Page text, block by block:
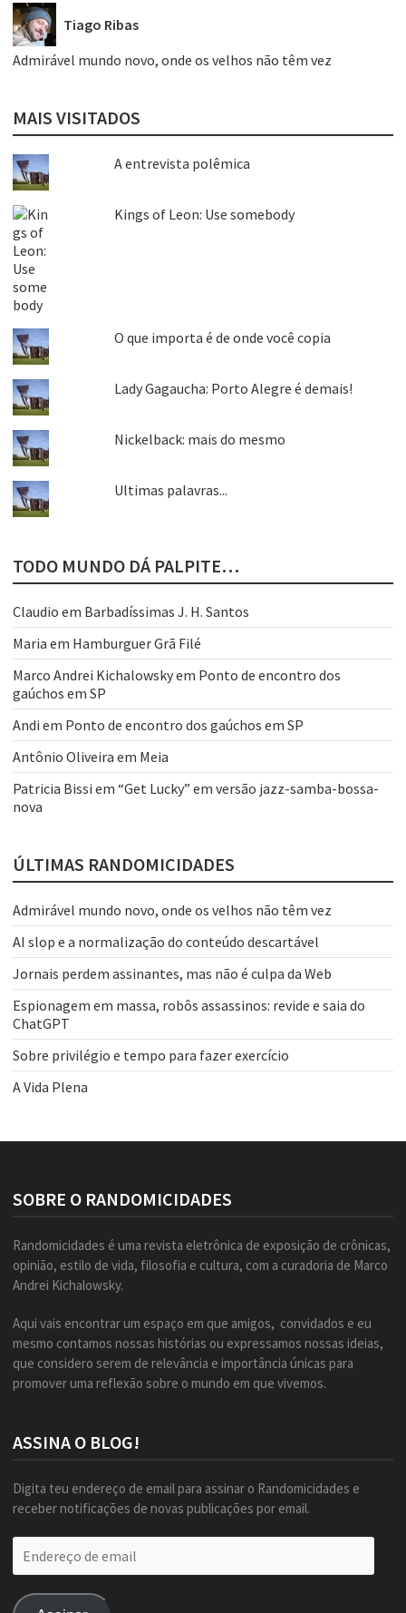
Tiago Ribas
Admirável mundo novo, onde os velhos não têm vez
MAIS VISITADOS
A entrevista polêmica
Kings of Leon: Use somebody
O que importa é de onde você copia
Lady Gagaucha: Porto Alegre é demais!
Nickelback: mais do mesmo
Ultimas palavras...
TODO MUNDO DÁ PALPITE…
Claudio em Barbadíssimas J. H. Santos
Maria em Hamburguer Grã Filé
Marco Andrei Kichalowskyem Ponto de encontro dos
gaúchos em SP
Andi em Ponto de encontro dos gaúchos em SP
Antônio Oliveira em Meia
Patricia Bissi em “Get Lucky” em versão jazz-samba-bossa-
nova
ÚLTIMAS RANDOMICIDADES
Admirável mundo novo, onde os velhos não têm vez
AI slop e a normalização do conteúdo descartável
Jornais perdem assinantes, mas não é culpa da Web
Espionagem em massa, robôs assassinos: revide e saia do
ChatGPT
Sobre privilégio e tempo para fazer exercício
A Vida Plena
SOBRE O RANDOMICIDADES
Randomicidades é uma revista eletrônica de exposição de crônicas,
opinião, estilo de vida, filosofia e cultura, com a curadoria de Marco
Andrei Kichalowsky.
Aqui vais encontrar um espaço em que amigos, convidados e eu
mesmo contamos nossas histórias ou expressamos nossas ideias,
que considero serem de relevância e importância únicas para
promover uma reflexão sobre o mundo em que vivemos.
ASSINA O BLOG!
Digita teu endereço de email para assinar o Randomicidades e
receber notificações de novas publicações por email.
de